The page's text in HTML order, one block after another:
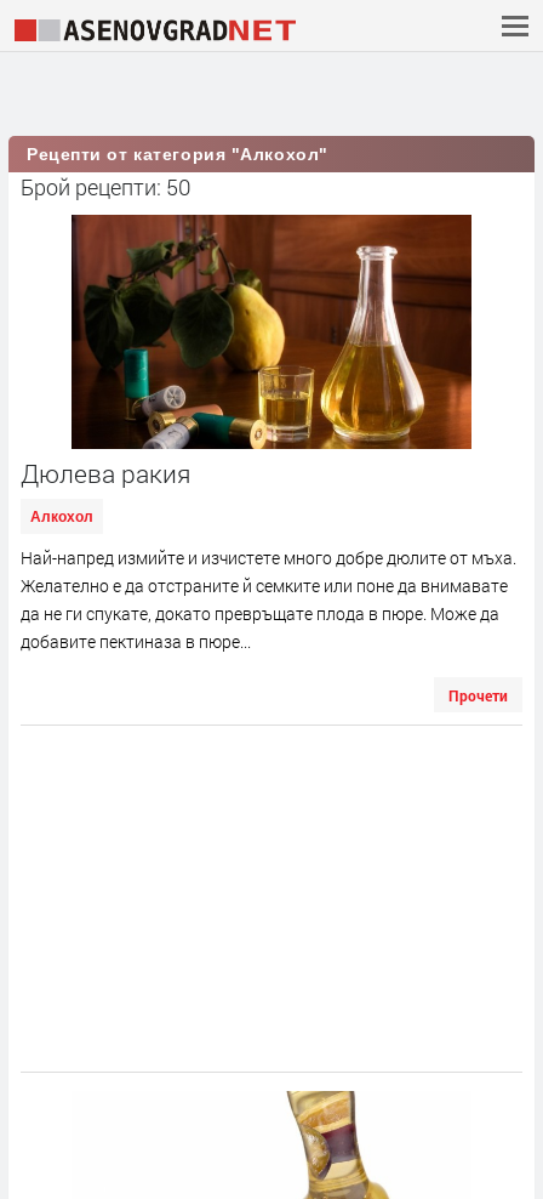
Рецепти от категория "Алкохол"
Брой рецепти: 50
Дюлева ракия
Алкохол
Най-напред измийте и изчистете много добре дюлите от мъха.
Желателно е да отстраните й семките или поне да внимавате
да не ги спукате, докато превръщате плода в пюре. Може да
добавите пектиназа в пюре...
Прочети